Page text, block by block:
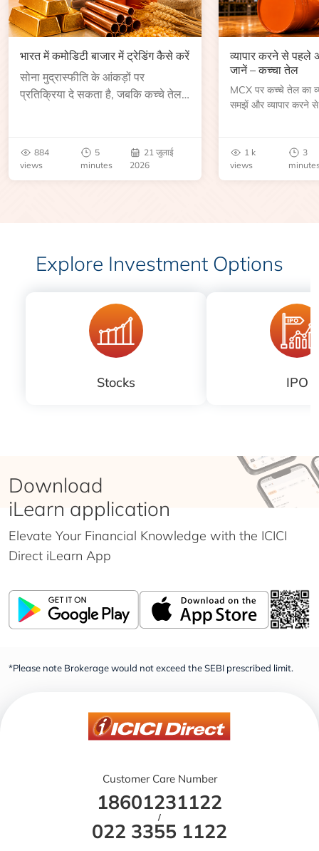
भारत में कमोडिटी बाजार में ट्रेडिंग कैसे करें
सोना मुद्रास्फीति के आंकड़ों पर
प्रतिक्रिया दे सकता है, जबकि कच्चे तेल
884
views
5
minutes
21 जुलाई
2026
व्यापार करने से पहले
जानें – कच्चा तेल
MCX पर कच्चे तेल का
समझें और व्यापार करने
जानें।1 k
views
3
Explore Investment Options
Stocks IPO
Download
iLearn application
Elevate Your Financial Knowledge with the ICICI
Direct iLearn App
*Please note Brokerage would not exceed the SEBI prescribed limit.
Customer Care Number
18601231122
/
022 3355 1122